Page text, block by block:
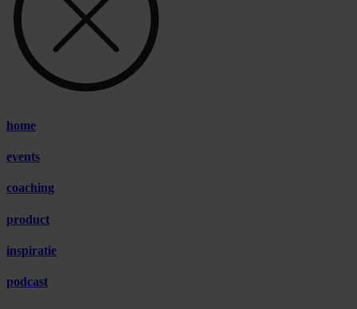
home
events
coaching
product
inspiratie
podcast